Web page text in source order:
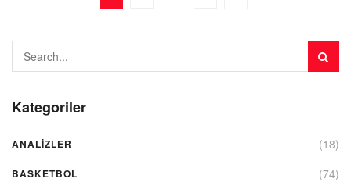
Kategoriler
ANALIZLER (18)
BASKETBOL (74)